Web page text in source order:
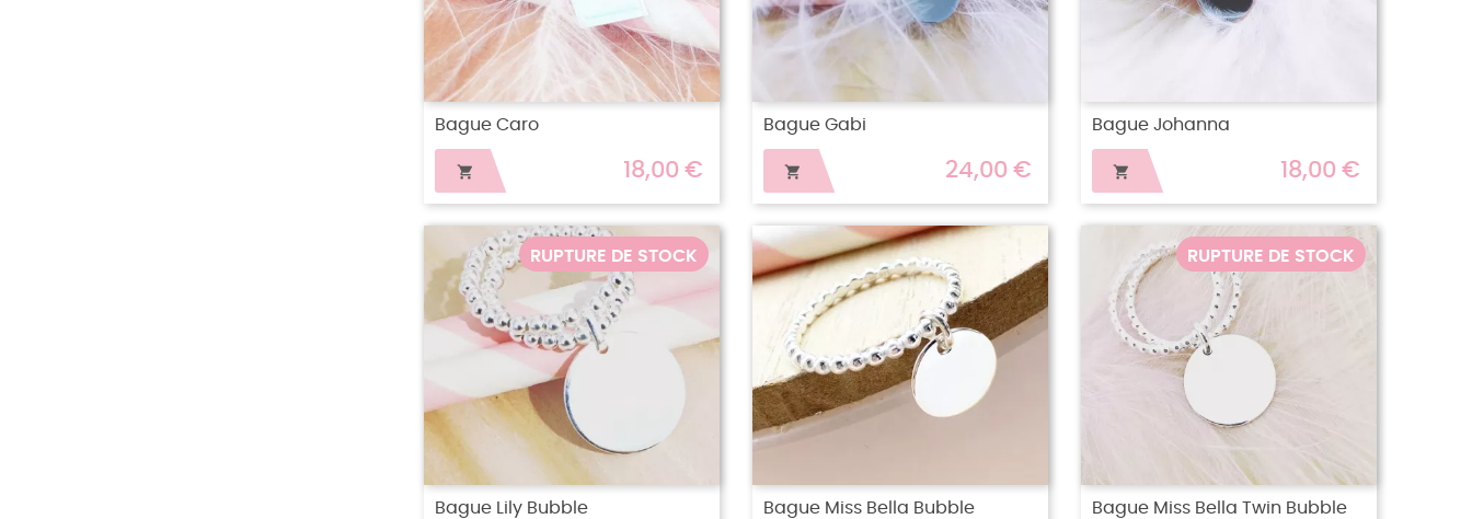
Bague Caro
 18,00 €
Bague Gabi
 24,00 €
Bague Johanna
 18,00 €
RUPTURE DE STOCK
Bague Lily Bubble Bague Miss Bella Bubble
RUPTURE DE STOCK
Bague Miss Bella Twin Bubble